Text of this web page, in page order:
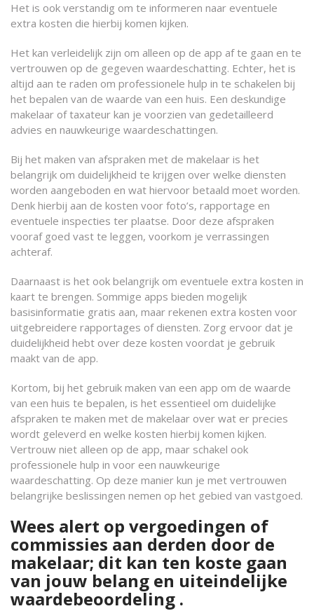
Het is ook verstandig om te informeren naar eventuele
extra kosten die hierbij komen kijken.
Het kan verleidelijk zijn om alleen op de app af te gaan en te
vertrouwen op de gegeven waardeschatting. Echter, het is
altijd aan te raden om professionele hulp in te schakelen bij
het bepalen van de waarde van een huis. Een deskundige
makelaar of taxateur kan je voorzien van gedetailleerd
advies en nauwkeurige waardeschattingen.
Bij het maken van afspraken met de makelaar is het
belangrijk om duidelijkheid te krijgen over welke diensten
worden aangeboden en wat hiervoor betaald moet worden.
Denk hierbij aan de kosten voor foto’s, rapportage en
eventuele inspecties ter plaatse. Door deze afspraken
vooraf goed vast te leggen, voorkom je verrassingen
achteraf.
Daarnaast is het ook belangrijk om eventuele extra kosten in
kaart te brengen. Sommige apps bieden mogelijk
basisinformatie gratis aan, maar rekenen extra kosten voor
uitgebreidere rapportages of diensten. Zorg ervoor dat je
duidelijkheid hebt over deze kosten voordat je gebruik
maakt van de app.
Kortom, bij het gebruik maken van een app om de waarde
van een huis te bepalen, is het essentieel om duidelijke
afspraken te maken met de makelaar over wat er precies
wordt geleverd en welke kosten hierbij komen kijken.
Vertrouw niet alleen op de app, maar schakel ook
professionele hulp in voor een nauwkeurige
waardeschatting. Op deze manier kun je met vertrouwen
belangrijke beslissingen nemen op het gebied van vastgoed.
Wees alert op vergoedingen of
commissies aan derden door de
makelaar; dit kan ten koste gaan
van jouw belang en uiteindelijke
waardebeoordeling .